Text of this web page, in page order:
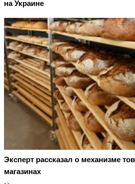
на Украине
Эксперт рассказал о механизме
магазинах